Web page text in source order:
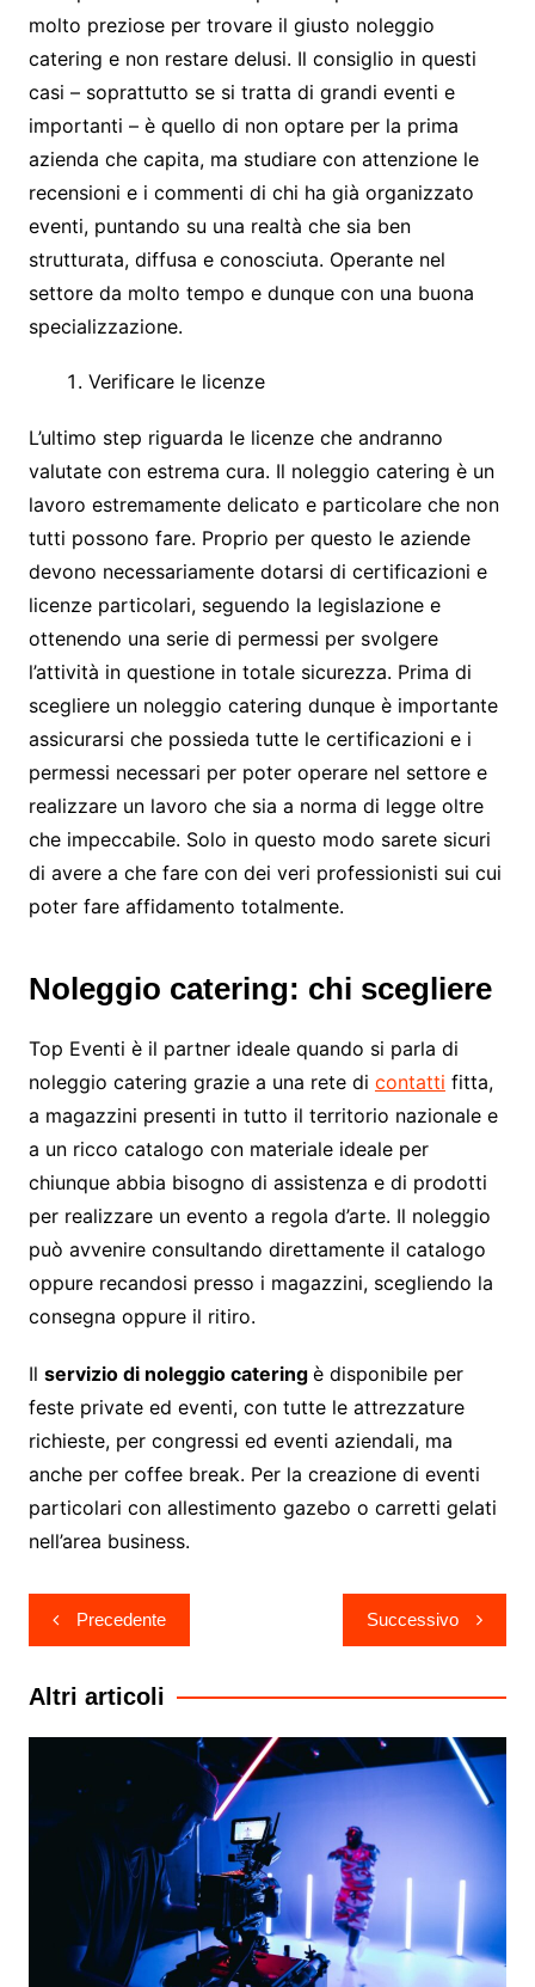
molto preziose per trovare il giusto noleggio
catering e non restare delusi. Il consiglio in questi
casi – soprattutto se si tratta di grandi eventi e
importanti – è quello di non optare per la prima
azienda che capita, ma studiare con attenzione le
recensioni e i commenti di chi ha già organizzato
eventi, puntando su una realtà che sia ben
strutturata, diffusa e conosciuta. Operante nel
settore da molto tempo e dunque con una buona
specializzazione.
Verificare le licenze
L’ultimo step riguarda le licenze che andranno
valutate con estrema cura. Il noleggio catering è un
lavoro estremamente delicato e particolare che non
tutti possono fare. Proprio per questo le aziende
devono necessariamente dotarsi di certificazioni e
licenze particolari, seguendo la legislazione e
ottenendo una serie di permessi per svolgere
l’attività in questione in totale sicurezza. Prima di
scegliere un noleggio catering dunque è importante
assicurarsi che possieda tutte le certificazioni e i
permessi necessari per poter operare nel settore e
realizzare un lavoro che sia a norma di legge oltre
che impeccabile. Solo in questo modo sarete sicuri
di avere a che fare con dei veri professionisti sui cui
poter fare affidamento totalmente.
Noleggio catering: chi scegliere
Top Eventi è il partner ideale quando si parla di
noleggio catering grazie a una rete di contatti fitta,
a magazzini presenti in tutto il territorio nazionale e
a un ricco catalogo con materiale ideale per
chiunque abbia bisogno di assistenza e di prodotti
per realizzare un evento a regola d’arte. Il noleggio
può avvenire consultando direttamente il catalogo
oppure recandosi presso i magazzini, scegliendo la
consegna oppure il ritiro.
Il servizio di noleggio catering è disponibile per
feste private ed eventi, con tutte le attrezzature
richieste, per congressi ed eventi aziendali, ma
anche per coffee break. Per la creazione di eventi
particolari con allestimento gazebo o carretti gelati
nell’area business.
Navigazione
articoli
Precedente Successivo
Altri articoli